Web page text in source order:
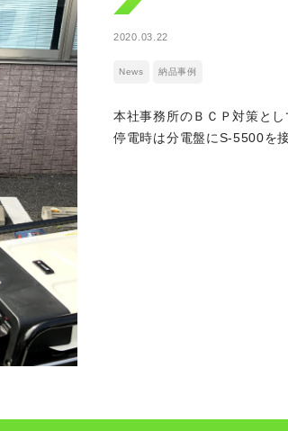
2020.03.22
News 納品事例
本社事務所のＢＣＰ対策とし
停電時は分電盤にS-5500を